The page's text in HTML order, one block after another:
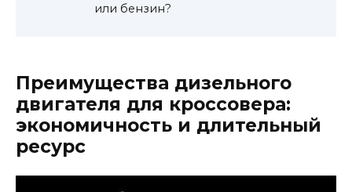
или бензин?
Преимущества дизельного
двигателя для кроссовера:
экономичность и длительный
ресурс